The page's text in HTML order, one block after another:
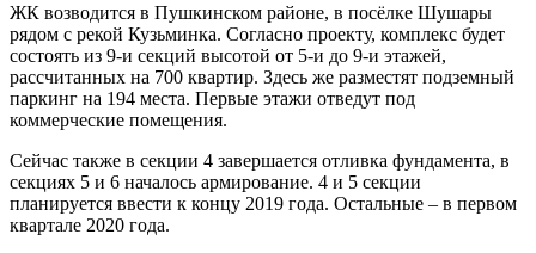
ЖК возводится в Пушкинском районе, в посёлке Шушары
рядом с рекой Кузьминка. Согласно проекту, комплекс будет
состоять из 9-и секций высотой от 5-и до 9-и этажей,
рассчитанных на 700 квартир. Здесь же разместят подземный
паркинг на 194 места. Первые этажи отведут под
коммерческие помещения.
Сейчас также в секции 4 завершается отливка фундамента, в
секциях 5 и 6 началось армирование. 4 и 5 секции
планируется ввести к концу 2019 года. Остальные – в первом
квартале 2020 года.